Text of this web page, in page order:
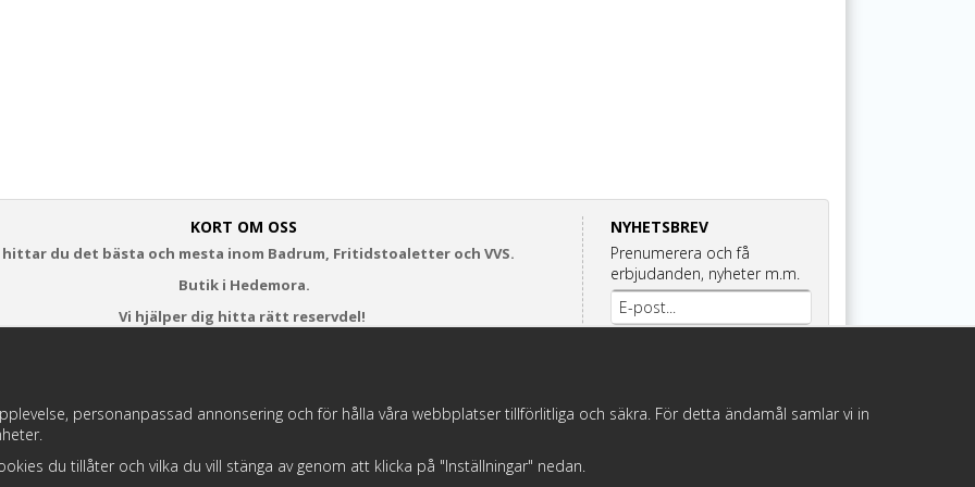
NYHETSBREV
Prenumerera och få
erbjudanden, nyheter m.m.
KORT OM OSS
hittar du det bästa och mesta inom Badrum, Fritidstoaletter och VVS.
Butik i Hedemora.
Vi hjälper dig hitta rätt reservdel!
personanpassad annonsering och för hålla våra webbplatser tillförlitliga och säkra. För detta ändamål samlar vi in
du tillåter och vilka du vill stänga av genom att klicka på "Inställningar" nedan.